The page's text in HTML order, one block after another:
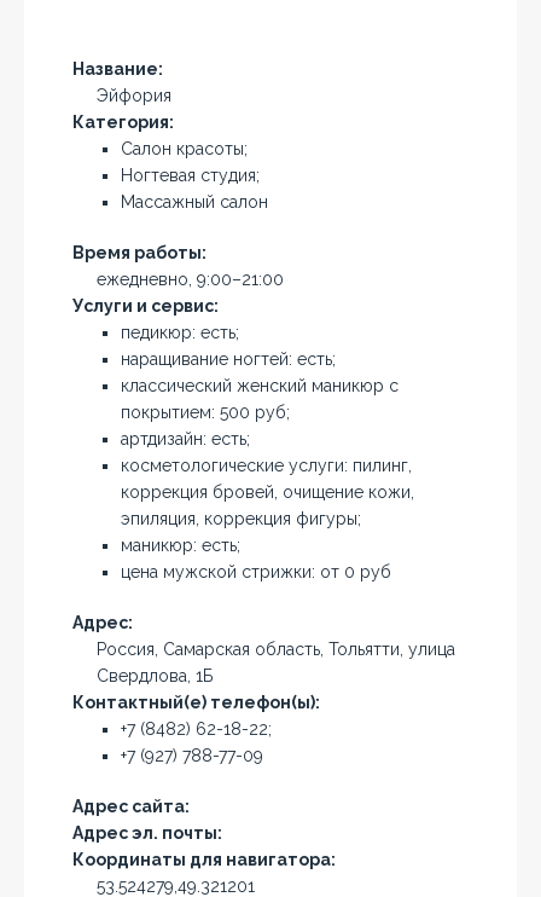
Название:
Эйфория
Категория:
Салон красоты;
Ногтевая студия;
Массажный салон
Время работы:
ежедневно, 9:00–21:00
Услуги и сервис:
педикюр: есть;
наращивание ногтей: есть;
классический женский маникюр с
покрытием: 500 руб;
артдизайн: есть;
косметологические услуги: пилинг,
коррекция бровей, очищение кожи,
эпиляция, коррекция фигуры;
маникюр: есть;
цена мужской стрижки: от 0 руб
Адрес:
Россия, Самарская область, Тольятти, улица
Свердлова, 1Б
Контактный(е) телефон(ы):
+7 (8482) 62-18-22;
+7 (927) 788-77-09
Адрес сайта:
Адрес эл. почты:
Координаты для навигатора:
53.524279,49.321201